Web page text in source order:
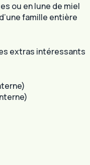
ou en lune de miel
famille entière
extras intéressants